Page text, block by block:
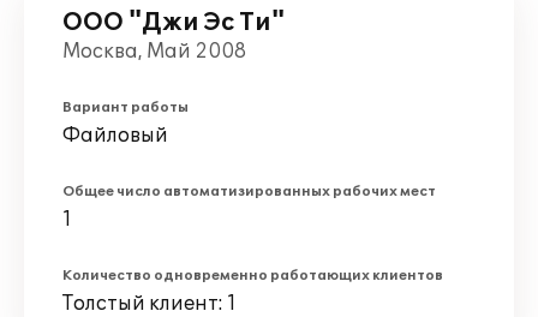
ООО "Джи Эс Ти"
Москва, Май 2008
Вариант работы
Файловый
Общее число автоматизированных рабочих мест
1
Количество одновременно работающих клиентов
Толстый клиент: 1